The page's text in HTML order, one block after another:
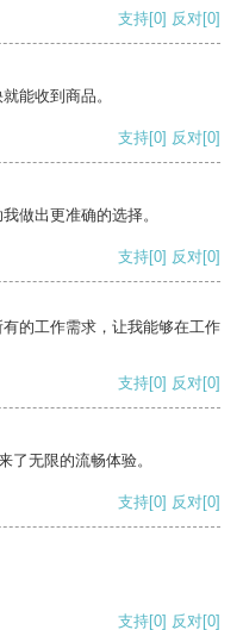
支持[0] 反对[0]
能收到商品。
支持[0] 反对[0]
做出更准确的选择。
支持[0] 反对[0]
的工作需求，让我能够在工作
支持[0] 反对[0]
了无限的流畅体验。
支持[0] 反对[0]
支持[0] 反对[0]